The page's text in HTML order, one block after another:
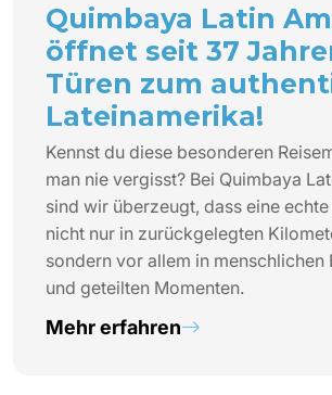
Quimbaya Latin
öffnet seit 37
Türen zum
Lateinamerika!
Kennst du diese besonderen
man nie vergisst? Bei Quimbaya
sind wir überzeugt, dass eine echte
nicht nur in zurückgelegten
sondern vor allem in menschlichen
und geteilten Momenten.
Mehr erfahren